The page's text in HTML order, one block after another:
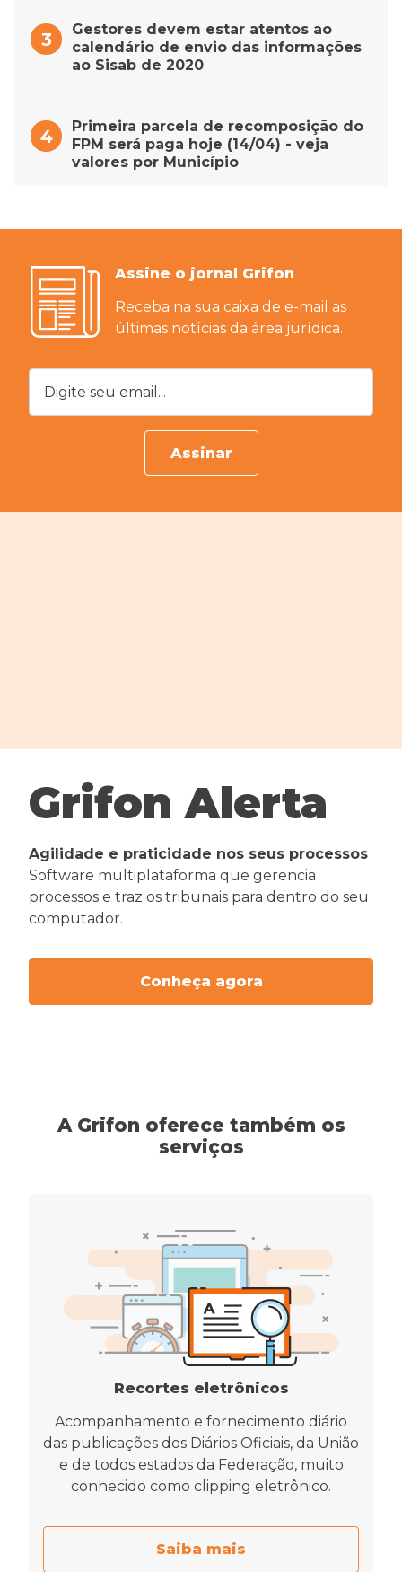
Gestores devem estar atentos ao
calendário de envio das informações
ao Sisab de 2020
Primeira parcela de recomposição do
FPM será paga hoje (14/04) - veja
valores por Município
Assine o jornal Grifon
Receba na sua caixa de e-mail as
últimas notícias da área jurídica.
Digite seu email...
Assinar
Grifon Alerta
Agilidade e praticidade nos seus processos
Software multiplataforma que gerencia
processos e traz os tribunais para dentro do seu
computador.
Conheça agora
A Grifon oferece também os
serviços
Recortes eletrônicos
Acompanhamento e fornecimento diário
das publicações dos Diários Oficiais, da União
e de todos estados da Federação, muito
conhecido como clipping eletrônico.
Saiba mais